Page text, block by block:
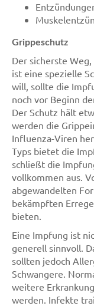
Grippeschutz
Der sicherste
ist eine spezielle
will, sollte die
noch vor Beginn
Der Schutz hält
werden die
Influenza-Viren
Typs bietet die
schließt die
vollkommen aus.
abgewandelten
bekämpften
bieten.
Eine Impfung ist
generell sinnvoll.
sollten jedoch
Schwangere.
weitere
werden. Infekte